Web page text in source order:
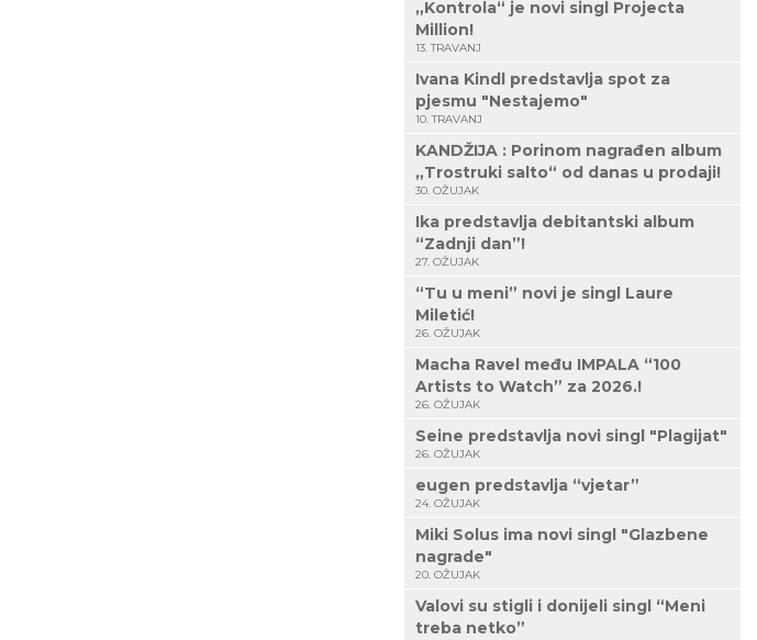
„Kontrola“ je novi singl Projecta
Million!
13. TRAVANJ
Ivana Kindl predstavlja spot za
pjesmu "Nestajemo"
10. TRAVANJ
KANDŽIJA : Porinom nagrađen album
„Trostruki salto“ od danas u prodaji!
30. OŽUJAK
Ika predstavlja debitantski album
“Zadnji dan”!
27. OŽUJAK
“Tu u meni” novi je singl Laure
Miletić!
26. OŽUJAK
Macha Ravel među IMPALA “100
Artists to Watch” za 2026.!
26. OŽUJAK
Seine predstavlja novi singl "Plagijat"
26. OŽUJAK
eugen predstavlja “vjetar”
24. OŽUJAK
Miki Solus ima novi singl "Glazbene
nagrade"
20. OŽUJAK
Valovi su stigli i donijeli singl “Meni
treba netko”